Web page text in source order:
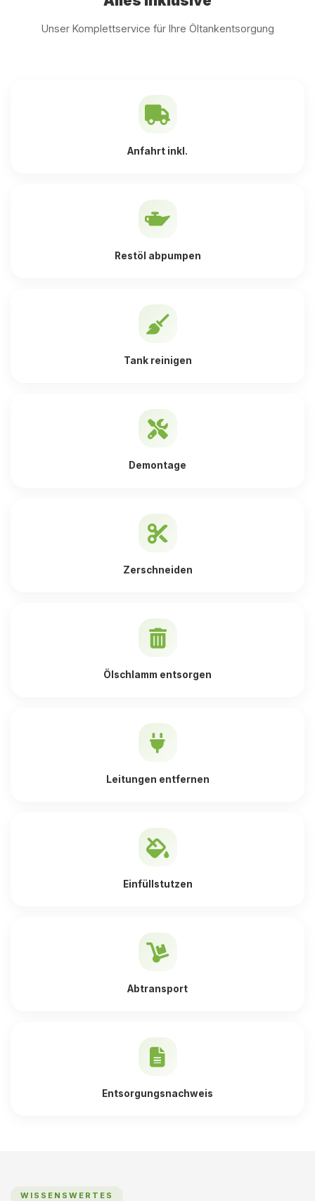
Unser Komplettservice für Ihre Öltankentsorgung
Anfahrt inkl.
Restöl abpumpen
Tank reinigen
Demontage
Zerschneiden
Ölschlamm entsorgen
Leitungen entfernen
Einfüllstutzen
Abtransport
Entsorgungsnachweis
WISSENSWERTES